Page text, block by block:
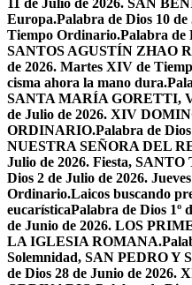
11 de Julio de 2026. SAN
Europa.Palabra de Dios 10
Tiempo Ordinario.Palabra de
SANTOS AGUSTÍN ZHAO
de 2026. Martes XIV de
cisma ahora la mano dura.
SANTA MARÍA GORETTI,
de Julio de 2026. XIV
ORDINARIO.Palabra de
NUESTRA SEÑORA DEL
Julio de 2026. Fiesta,
Dios 2 de Julio de 2026.
Ordinario.Laicos buscando
eucarísticaPalabra de Dios 1º
de Junio de 2026. LOS
LA IGLESIA ROMANA.
Solemnidad, SAN PEDRO Y
de Dios 28 de Junio de